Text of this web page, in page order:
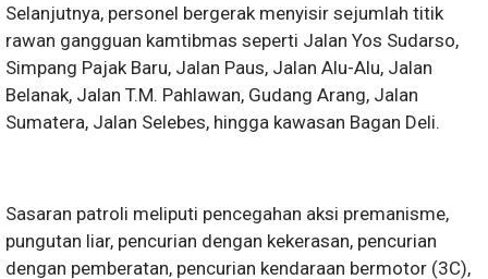
Selanjutnya, personel bergerak menyisir sejumlah titik
rawan gangguan kamtibmas seperti Jalan Yos Sudarso,
Simpang Pajak Baru, Jalan Paus, Jalan Alu-Alu, Jalan
Belanak, Jalan T.M. Pahlawan, Gudang Arang, Jalan
Sumatera, Jalan Selebes, hingga kawasan Bagan Deli.
Sasaran patroli meliputi pencegahan aksi premanisme,
pungutan liar, pencurian dengan kekerasan, pencurian
dengan pemberatan, pencurian kendaraan bermotor (3C),